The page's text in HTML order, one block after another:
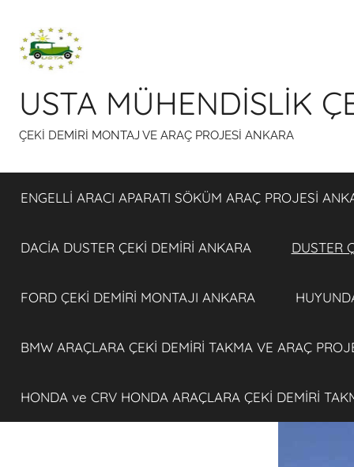
USTA MÜHENDİSLİK
ÇEKİ DEMİRİ MONTAJ VE ARAÇ PROJESİ ANKARA
ENGELLİ ARACI APARATI SÖKÜM ARAÇ PROJESİ
DACİA DUSTER ÇEKİ DEMİRİ ANKARA DUSTER
FORD ÇEKİ DEMİRİ MONTAJI ANKARA
BMW ARAÇLARA ÇEKİ DEMİRİ TAKMA VE ARAÇ
HONDA ve CRV HONDA ARAÇLARA ÇEKİ DEMİRİ